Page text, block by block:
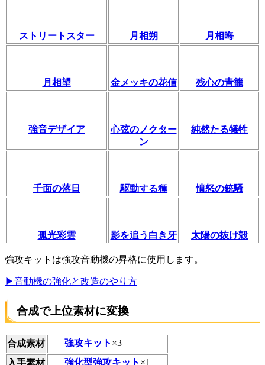
ストリートスター 月相朔 月相晦
月相望 金メッキの花信 残心の青籠
強音デザイア
心弦のノクター
ン
純然たる犠牲
千面の落日 駆動する種 憤怒の銃騒
孤光彩雲 影を追う白き牙 太陽の抜け殻
強攻キットは強攻音動機の昇格に使用します。
▶音動機の強化と改造のやり方
合成で上位素材に変換
合成素材 強攻キット ×3
強化型強攻キット ×1